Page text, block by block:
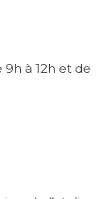
9h à 12h et de